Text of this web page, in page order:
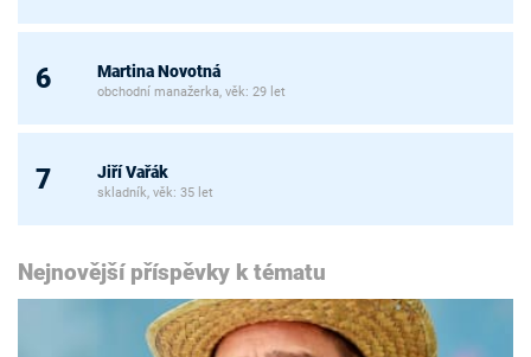
6 Martina Novotná
obchodní manažerka, věk: 29 let
7 Jiří Vařák
skladník, věk: 35 let
Nejnovější příspěvky k tématu